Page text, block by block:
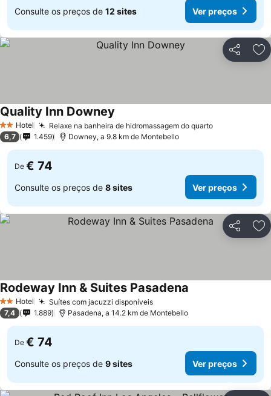
Consulte os preços de 12 sites Ver preços
Partilhar
2 Estrelas
Hotel Relaxe na banheira de hidromassagem do quarto
Quality Inn Downey
6,7 1.459 Downey, a 9.8 km de Montebello
De € 74
Consulte os preços de 8 sites Ver preços
Partilhar
2 Estrelas
Hotel Suítes com jacuzzi disponíveis
Rodeway Inn & Suites Pasadena
7,4 1.889 Pasadena, a 14.2 km de Montebello
De € 74
Consulte os preços de 9 sites Ver preços